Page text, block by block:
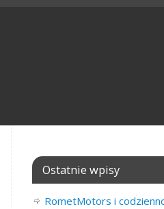
Ostatnie wpisy
RometMotors i